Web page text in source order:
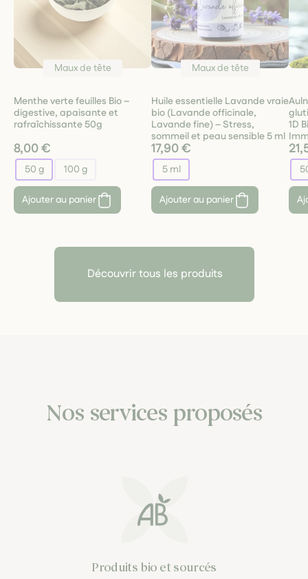
Maux de tête
Menthe verte feuilles Bio –
digestive, apaisante et
rafraîchissante 50g
8,00 €
50 g 100 g
Ajouter au panier
Maux de tête
Huile essentielle Lavande vraie
bio (Lavande officinale,
Lavande fine) – Stress,
sommeil et peau sensible 5 ml
17,90 €
5 ml
Ajouter au panier
1D
Découvrir tous les produits
Nos services proposés
Produits bio et sourcés